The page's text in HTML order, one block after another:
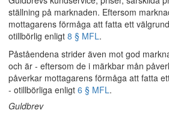
ställning på marknaden. Eftersom
mottagarens förmåga att fatta ett
otillbörlig enligt 8 § MFL.
Påståendena strider även mot god
och är - eftersom de i märkbar mån
påverkar mottagarens förmåga att fatta
- otillbörliga enligt 6 § MFL.
Guldbrev